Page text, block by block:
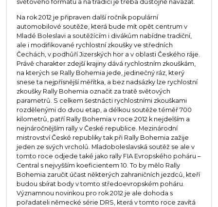
světového formátu a na tradici je třeba důstojně navázat.
Na rok 2012 je připraven další ročník populární
automobilové soutěže, která bude mít opět centrum v
Mladé Boleslavi a soutěžícím i divákům nabídne tradiční,
ale i modifikované rychlostní zkoušky ve středních
Čechách, v podhůří Jizerských hor a v oblasti Českého ráje.
Právě charakter zdejší krajiny dává rychlostním zkouškám,
na kterých se Rally Bohemia jede, jedinečný ráz, který
snese ta nejpřísnější měřítka, a bez nadsázky lze rychlostní
zkoušky Rally Bohemia označit za tratě světových
parametrů. S celkem šestnácti rychlostními zkouškami
rozdělenými do dvou etap, a délkou soutěže téměř 700
kilometrů, patří Rally Bohemia v roce 2012 k nejdelším a
nejnáročnějším rally v České republice. Mezinárodní
mistrovství České republiky tak při Rally Bohemia zažije
jeden ze svých vrcholů. Mladoboleslavská soutěž se ale v
tomto roce odjede také jako rally FIA Evropského poháru –
Central s nejvyšším koeficientem 10. To by mělo Rally
Bohemia zaručit účast některých zahraničních jezdců, kteří
budou sbírat body v tomto středoevropském poháru.
Významnou novinkou pro rok 2012 je ale dohoda s
pořadateli německé série DRS, která v tomto roce zavítá